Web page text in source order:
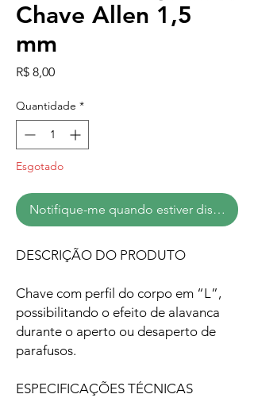
Chave Allen 1,5
mm
R$ 8,00Preço
Quantidade *
Esgotado
Notifique-me quando estiver disponível
DESCRIÇÃO DO PRODUTO
Chave com perfil do corpo em “L”,
possibilitando o efeito de alavanca
durante o aperto ou desaperto de
parafusos.
ESPECIFICAÇÕES TÉCNICAS